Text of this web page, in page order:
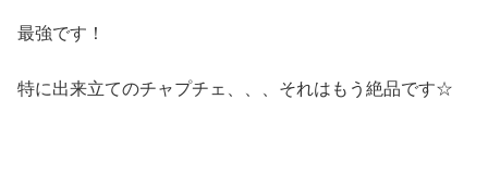
最強です！
特に出来立てのチャプチェ、、、それはもう絶品です☆